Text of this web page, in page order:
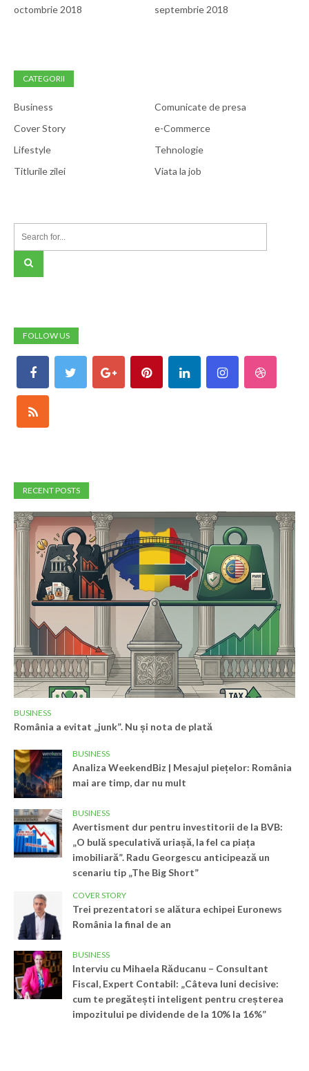
octombrie 2018 septembrie 2018
CATEGORII
Business
Comunicate de presa
Cover Story
e-Commerce
Lifestyle
Tehnologie
Titlurile zilei
Viata la job
FOLLOW US
RECENT POSTS
BUSINESS
România a evitat „junk”. Nu și nota de plată
BUSINESS
Analiza WeekendBiz | Mesajul piețelor: România
mai are timp, dar nu mult
BUSINESS
Avertisment dur pentru investitorii de la BVB:
„O bulă speculativă uriașă, la fel ca piața
imobiliară”. Radu Georgescu anticipează un
scenariu tip „The Big Short”
COVER STORY
Trei prezentatori se alătura echipei Euronews
România la final de an
BUSINESS
Interviu cu Mihaela Răducanu – Consultant
Fiscal, Expert Contabil: „Câteva luni decisive:
cum te pregătești inteligent pentru creșterea
impozitului pe dividende de la 10% la 16%”